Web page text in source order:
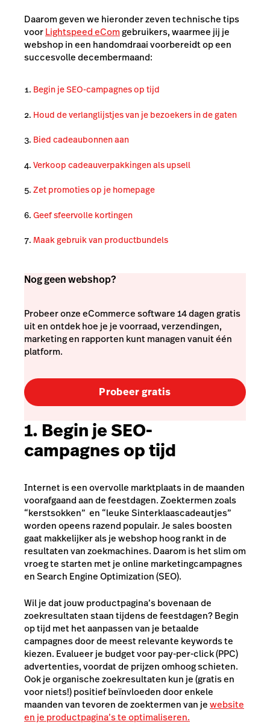
Daarom geven we hieronder zeventechnische tips
voorLightspeed eComgebruikers, waarmee jij je
webshop in een handomdraai voorbereidt op een
succesvolle decembermaand:
Begin je SEO-campagnes op tijd
Houd de verlanglijstjes van je bezoekers in de gaten
Bied cadeaubonnen aan
Verkoop cadeauverpakkingen als upsell
Zet promoties op je homepage
Geef sfeervolle kortingen
Maak gebruik van productbundels
Nog geen webshop?
Probeer onze eCommerce software 14 dagen gratis
uit en ontdek hoe je je voorraad, verzendingen,
marketing en rapporten kunt managen vanuit één
platform.
Probeer gratis
1. Begin je SEO-
campagnes op tijd
Internet is een overvolle marktplaats in de maanden
voorafgaand aan de feestdagen. Zoektermen zoals
“kerstsokken” en “leuke Sinterklaascadeautjes”
worden opeens razend populair. Je sales boosten
gaat makkelijker als je webshop hoog rankt in de
resultaten van zoekmachines. Daarom is het slim om
vroeg te starten met je online marketingcampagnes
en Search Engine Optimization (SEO).
Wil je dat jouw productpagina’s bovenaan de
zoekresultaten staan tijdens de feestdagen? Begin
op tijd met het aanpassen van je betaalde
campagnes door de meest relevante keywords te
kiezen. Evalueer je budget voor pay-per-click (PPC)
advertenties, voordat de prijzen omhoog schieten.
Ook je organische zoekresultaten kun je (gratis en
voor niets!) positief beïnvloeden door enkele
maanden van tevoren de zoektermen van jewebsite
en je productpagina’s te optimaliseren.